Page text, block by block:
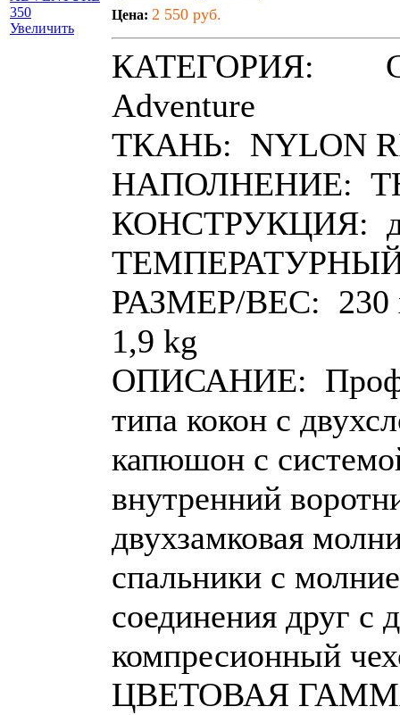
Увеличить
Цена: 2 550 руб.
КАТЕГОРИЯ:
Adventure
ТКАНЬ: NYLON
НАПОЛНЕНИЕ:
КОНСТРУКЦИЯ:
РАЗМЕР/ВЕС: 230
1,9 kg
ОПИСАНИЕ:
типа кокон с
капюшон с
внутренний
двухзамковая
спальники с
соединения друг
компресионный
ЦВЕТОВАЯ